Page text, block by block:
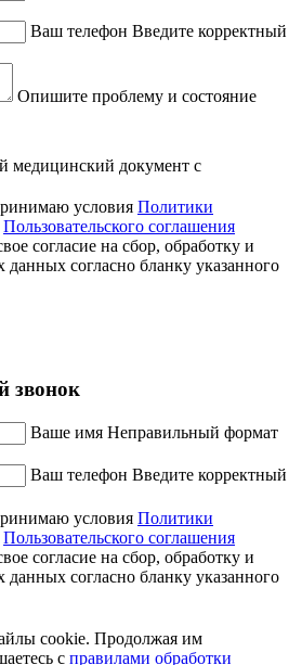
Ваш телефон Введите корректный
Опишите проблему и состояние
медицинский документ с
условия Политики
Пользовательского соглашения
согласие на сбор, обработку и
данных согласно бланку указанного
звонок
Ваше имя Неправильный формат
Ваш телефон Введите корректный
условия Политики
Пользовательского соглашения
согласие на сбор, обработку и
данных согласно бланку указанного
cookie. Продолжая им
c правилами обработки